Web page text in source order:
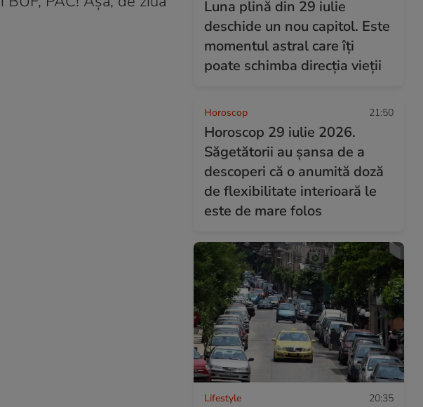
Luna plină din 29 iulie
deschide un nou capitol. Este
momentul astral care îți
poate schimba direcția vieții
Horoscop 21:50
Horoscop 29 iulie 2026.
Săgetătorii au șansa de a
descoperi că o anumită doză
de flexibilitate interioară le
este de mare folos
Lifestyle 20:35